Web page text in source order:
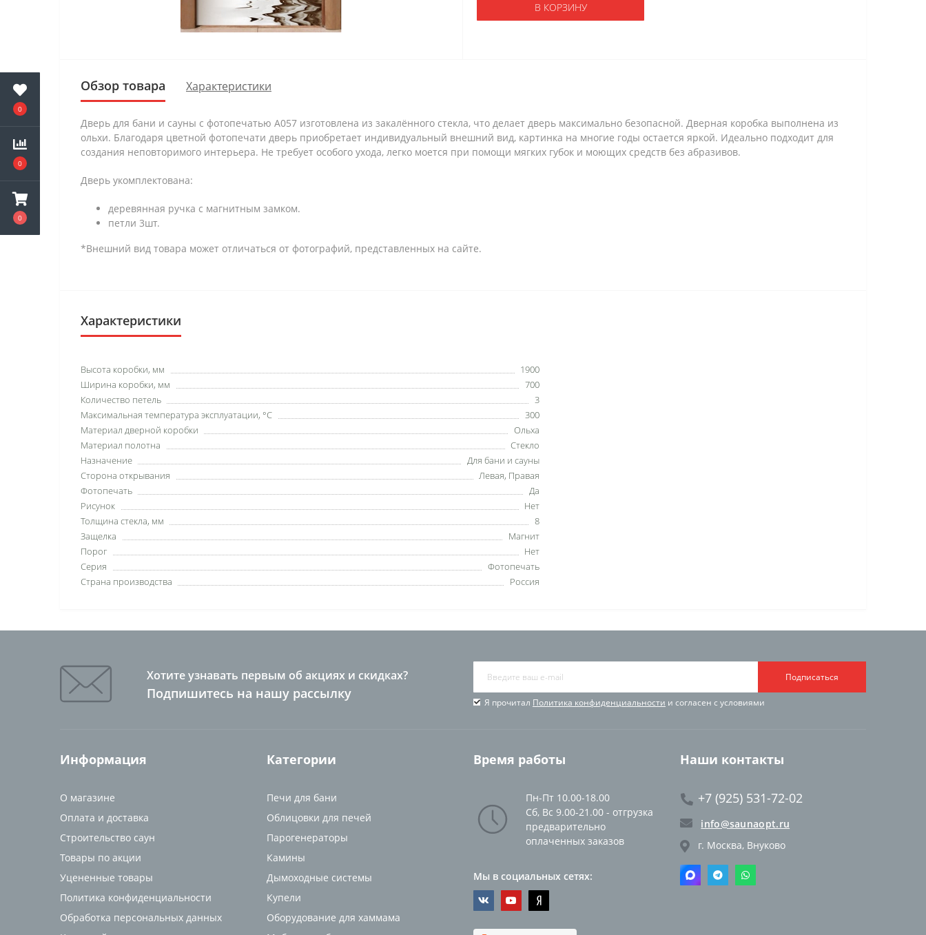
0
0
0
В КОРЗИНУ
Обзор товара Характеристики
Дверь для бани и сауны с фотопечатью А057 изготовлена из закалённого стекла, что делает дверь максимально безопасной. Дверная коробка выполнена из
ольхи. Благодаря цветной фотопечати дверь приобретает индивидуальный внешний вид, картинка на многие годы остается яркой. Идеально подходит для
создания неповторимого интерьера. Не требует особого ухода, легко моется при помощи мягких губок и моющих средств без абразивов.
Дверь укомплектована:
деревянная ручка с магнитным замком.
петли 3шт.
*Внешний вид товара может отличаться от фотографий, представленных на сайте.
Характеристики
Высота коробки, мм
1900
Ширина коробки, мм
700
Количество петель
3
Максимальная температура эксплуатации, °C
300
Материал дверной коробки
Ольха
Материал полотна
Стекло
Назначение
Для бани и сауны
Сторона открывания
Левая, Правая
Фотопечать
Да
Рисунок
Нет
Толщина стекла, мм
8
Защелка
Магнит
Порог
Нет
Серия
Фотопечать
Страна производства
Россия
Хотите узнавать первым об акциях и скидках?
Подпишитесь на нашу рассылку
Подписаться
Я прочитал Политика конфиденциальности и согласен с условиями
Информация
О магазине
Оплата и доставка
Строительство саун
Товары по акции
Уцененные товары
Политика конфиденциальности
Обработка персональных данных
Категории
Печи для бани
Облицовки для печей
Парогенераторы
Камины
Дымоходные системы
Купели
Оборудование для хаммама
Время работы
Пн-Пт 10.00-18.00
Сб, Вс 9.00-21.00 - отгрузка
предварительно
оплаченных заказов
Мы в социальных сетях:
Наши контакты
+7 (925) 531-72-02
info@saunaopt.ru
г. Москва, Внуково